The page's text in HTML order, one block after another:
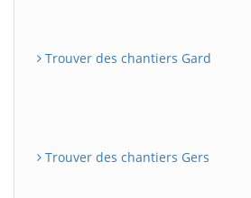
Trouver des chantiers Gard
Trouver des chantiers Gers